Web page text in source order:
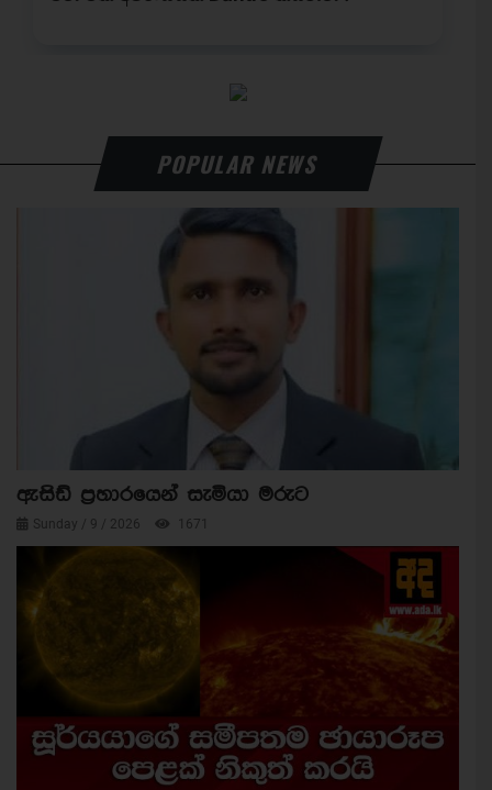
POPULAR NEWS
ඇසිඩ් ප්‍රහාරයෙන් සැමියා මරුට
Sunday / 9 / 2026 1671